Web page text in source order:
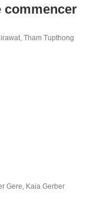
commencer
,Tham Tupthong
Gere Kaia Gerber